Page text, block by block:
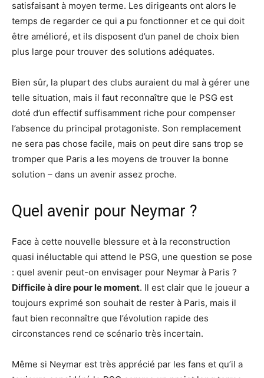
satisfaisant à moyen terme. Les dirigeants ont alors le
temps de regarder ce qui a pu fonctionner et ce qui doit
être amélioré, et ils disposent d’un panel de choix bien
plus large pour trouver des solutions adéquates.
Bien sûr, la plupart des clubs auraient du mal à gérer une
telle situation, mais il faut reconnaître que le PSG est
doté d’un effectif suffisamment riche pour compenser
l’absence du principal protagoniste. Son remplacement
ne sera pas chose facile, mais on peut dire sans trop se
tromper que Paris a les moyens de trouver la bonne
solution – dans un avenir assez proche.
Quel avenir pour Neymar ?
Face à cette nouvelle blessure et à la reconstruction
quasi inéluctable qui attend le PSG, une question se pose
: quel avenir peut-on envisager pour Neymar à Paris ?
Difficile à dire pour le moment. Il est clair que le joueur a
toujours exprimé son souhait de rester à Paris, mais il
faut bien reconnaître que l’évolution rapide des
circonstances rend ce scénario très incertain.
Même si Neymar est très apprécié par les fans et qu’il a